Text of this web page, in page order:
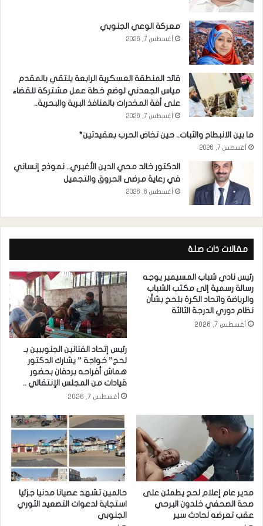
معركة الوعي الجنوبي
أغسطس 7, 2026
قائد المنطقة العسكرية الرابعة يلتقي بالمقدم
مياس الجعدني لوضع خطة عمل مشتركة للقضاء
على أفة المخدرات بالمنافذ البرية والبحرية..
أغسطس 7, 2026
ما بين الانبطاح والثبات.. حين تخاض الحرب بعقيدتين*
أغسطس 7, 2026
الدكتور خالد محي الدين الأغبري.. نموذج إنساني
في رعاية مرضى الحروق والتجميل
أغسطس 6, 2026
مقالات ذات صلة
رئيس نادي شباب المسيمير يوجه
رسالة رسمية إلى مكتب الشباب
والرياضة واتحاد الكرة بلحج بشأن
نظام دوري الدرجة الثالثة
أغسطس 7, 2026
رئيس إتحاد الفنانين الجنوبيين بـ
لحج” خواجة ” يشارك الدكتور
هماش أفراحه بردفان بحضور
قيادات من المجلس الإنتقالي ..
أغسطس 7, 2026
مدير عام إعلام لحج يطمئن على
صحة الصحفي خلدون البرحي
عقب تعرضه لحادث سير
حالمين تشهد عصيانا مدنيا جزئيا
استجابة لدعوات التصعيد الثوري
الجنوبي